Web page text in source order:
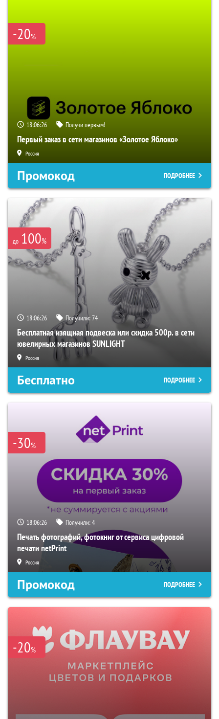
-20%
18:06:25 Получи первым!
Первый заказ в сети магазинов «Золотое Яблоко»
Россия
Промокод ПОДРОБНЕЕ
до 100%
18:06:25 Получили:74
Бесплатная изящная подвеска или скидка 500р. в сети
ювелирных магазинов SUNLIGHT
Россия
Бесплатно ПОДРОБНЕЕ
-30%
18:06:25 Получили:4
Печать фотографий, фотокниг от сервиса цифровой
печати netPrint
Россия
Промокод ПОДРОБНЕЕ
-20%